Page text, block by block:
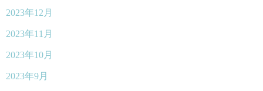
2023年12月
2023年11月
2023年10月
2023年9月